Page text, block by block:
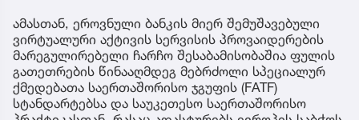
ამასთან, ეროვნული ბანკის მიერ შემუშავებული
ვირტუალური აქტივის სერვისის პროვაიდერების
მარეგულირებელი ჩარჩო შესაბამისობაშია ფულის
გათეთრების წინააღმდეგ მებრძოლი სპეციალურ
ქმედებათა საერთაშორისო ჯგუფის (FATF)
სტანდარტებსა და საუკეთესო საერთაშორისო